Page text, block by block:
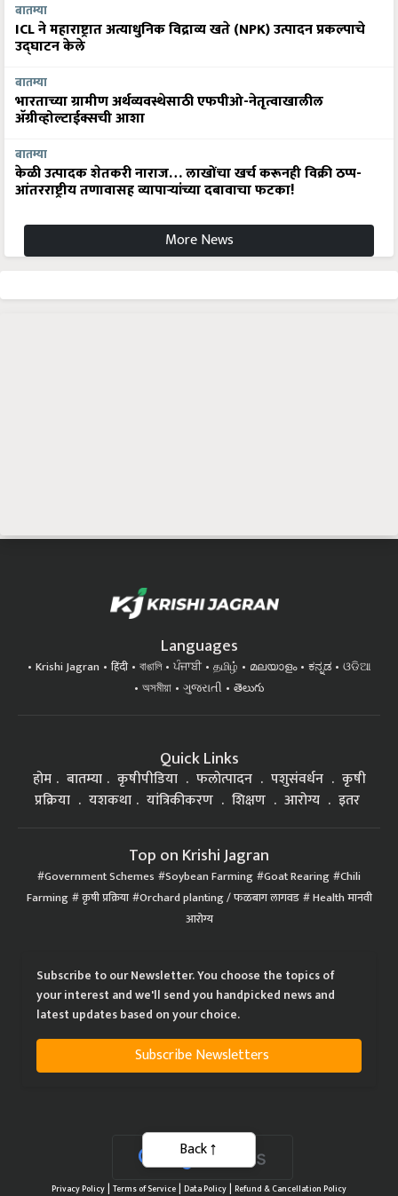
बातम्या
ICL ने महाराष्ट्रात अत्याधुनिक विद्राव्य खते (NPK) उत्पादन प्रकल्पाचे
उद्घाटन केले
बातम्या
भारताच्या ग्रामीण अर्थव्यवस्थेसाठी एफपीओ-नेतृत्वाखालील
अ‍ॅग्रीव्होल्टाईक्सची आशा
बातम्या
केळी उत्पादक शेतकरी नाराज… लाखोंचा खर्च करूनही विक्री ठप्प-
आंतरराष्ट्रीय तणावासह व्यापाऱ्यांच्या दबावाचा फटका!
More News
Languages
Krishi Jagran हिंदी বাঙালি ਪੰਜਾਬੀ தமிழ் മലയാളം ಕನ್ನಡ
ଓଡିଆ
অসমীয়া
ગુજરાતી తెలుగు
Quick Links
होम बातम्या कृषीपीडिया फलोत्पादन पशुसंवर्धन
कृषी
प्रक्रिया
यशकथा यांत्रिकीकरण शिक्षण आरोग्य इतर
Top on Krishi Jagran
Government Schemes Soybean Farming Goat Rearing Chili
Farming कृषी प्रक्रिया Orchard planting / फळबाग लागवड Health मानवी
आरोग्य
Subscribe to our Newsletter. You choose the topics of
your interest and we'll send you handpicked news and
latest updates based on your choice.
Subscribe Newsletters
Privacy Policy| Terms of Service| Data Policy| Refund & Cancellation Policy
Back